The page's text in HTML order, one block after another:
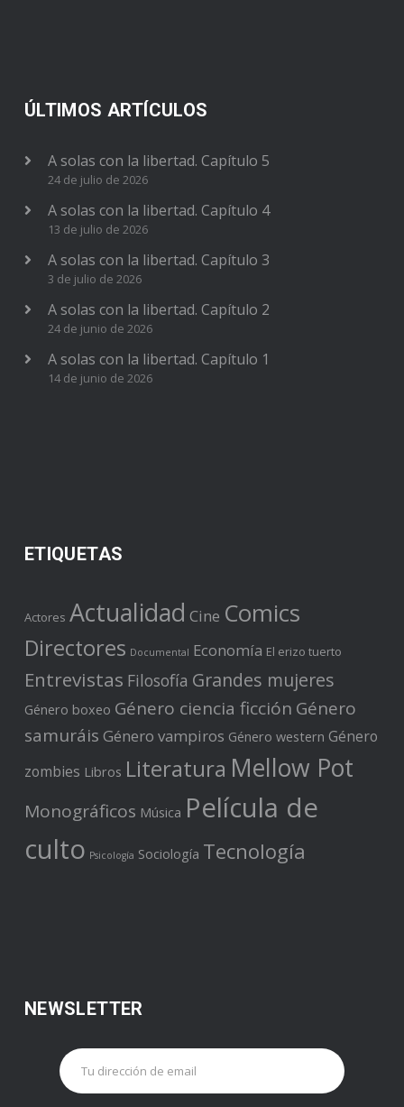
ÚLTIMOS ARTÍCULOS
A solas con la libertad. Capítulo 5
24 de julio de 2026
A solas con la libertad. Capítulo 4
13 de julio de 2026
A solas con la libertad. Capítulo 3
3 de julio de 2026
A solas con la libertad. Capítulo 2
24 de junio de 2026
A solas con la libertad. Capítulo 1
14 de junio de 2026
ETIQUETAS
Actores Actualidad Cine Comics
Directores Documental Economía El erizo tuerto
Entrevistas Filosofía Grandes mujeres
Género boxeo Género ciencia ficción Género
samuráis Género vampiros Género western Género
zombies Libros Literatura Mellow Pot
Monográficos Música Película de
culto Psicología Sociología Tecnología
NEWSLETTER